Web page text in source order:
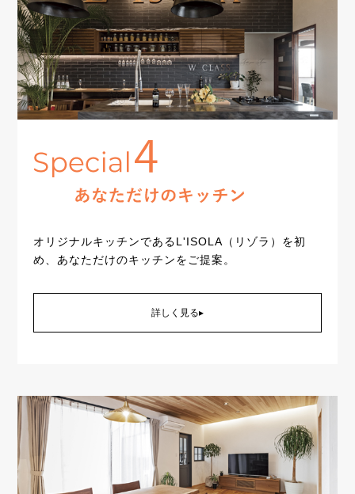
オリジナルキッチンであるL'ISOLA（リゾラ）を初
め、あなただけのキッチンをご提案。
詳しく見る▸